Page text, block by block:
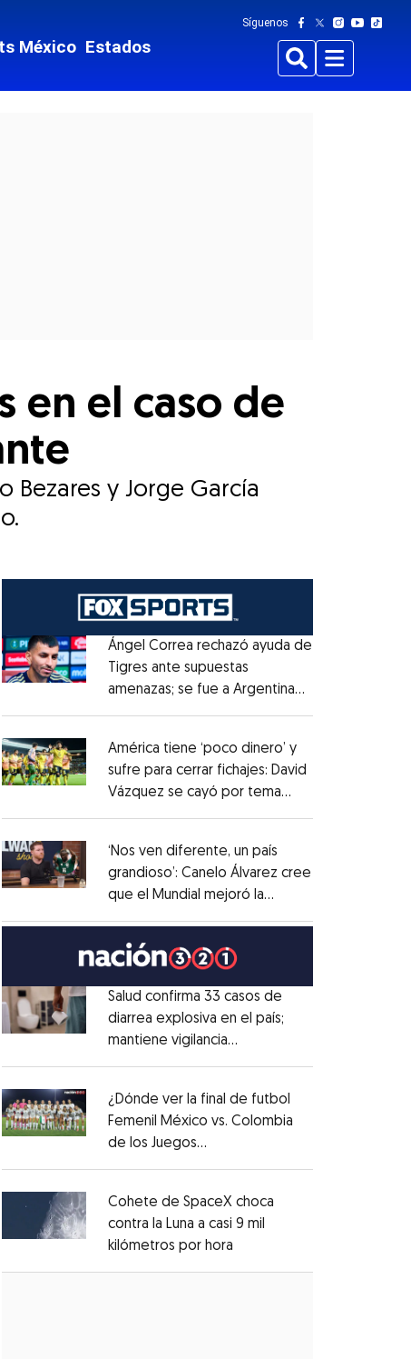
México Estados
Síguenos
BuscarMenu
en el caso de
Bezares y Jorge García
Opens in new window
Ángel Correa rechazó ayuda de
Tigres ante supuestas
amenazas; se fue a Argentina
Opens in new window
América tiene ‘poco dinero’ y
sufre para cerrar fichajes: David
Vázquez se cayó por tema
Opens in new window
‘Nos ven diferente, un país
grandioso’: Canelo Álvarez cree
que el Mundial mejoró la
Opens in new window
Salud confirma 33 casos de
diarrea explosiva en el país;
mantiene vigilancia
Opens in new window
¿Dónde ver la final de futbol
Femenil México vs. Colombia
de los Juegos
Opens in new window
Cohete de SpaceX choca
contra la Luna a casi 9 mil
kilómetros por hora